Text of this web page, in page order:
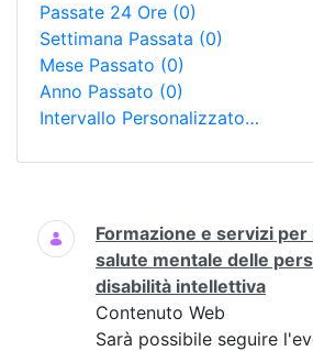
Passate 24 Ore (0)
Settimana Passata (0)
Mese Passato (0)
Anno Passato (0)
Intervallo Personalizzato…
Ricerca
Formazione e servizi per
salute mentale delle
disabilità intellettiva
Contenuto Web
Sarà possibile seguire